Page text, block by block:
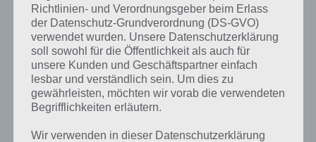
Kapitel 5 Lösung
Das letzte Rätsel erwartet uns vorerst in The Room 2 Kapitel 5. Wir
befinden uns nun im Turm. Hier finden wir Rädchen, einen Laser
und diverse Aufgaben. Nachfolgend die Kapitel 5 Lösung von The
Room 2 als Video Walkthrough:
Richtlinien- und Verordnungsgeber beim Erlass
der Datenschutz-Grundverordnung (DS-GVO)
verwendet wurden. Unsere Datenschutzerklärung
soll sowohl für die Öffentlichkeit als auch für
unsere Kunden und Geschäftspartner einfach
lesbar und verständlich sein. Um dies zu
gewährleisten, möchten wir vorab die verwendeten
Begrifflichkeiten erläutern.
Wir verwenden in dieser Datenschutzerklärung